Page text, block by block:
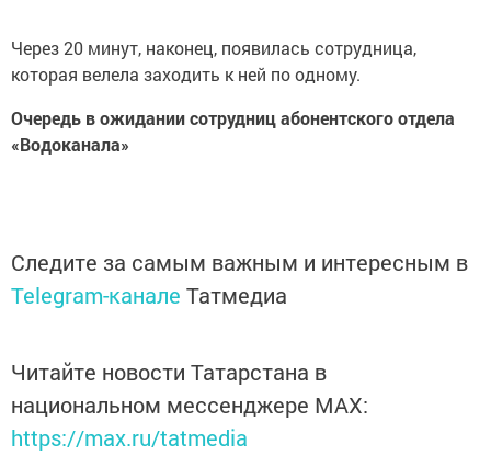
Через 20 минут, наконец, появилась сотрудница,
которая велела заходить к ней по одному.
Очередь в ожидании сотрудниц абонентского отдела
«Водоканала»
Следите за самым важным и интересным в
Telegram-канале Татмедиа
Читайте новости Татарстана в
национальном мессенджере MАХ:
https://max.ru/tatmedia